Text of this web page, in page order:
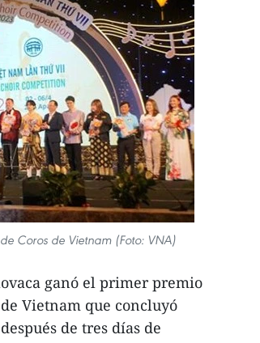
Coros de Vietnam (Foto: VNA)
ganó el primer premio
Vietnam que concluyó
de tres días de